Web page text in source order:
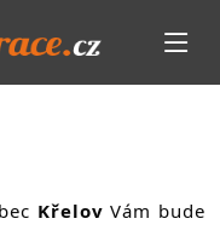
Křelov Vám bude